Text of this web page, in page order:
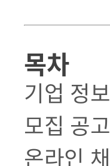
목차
기업 정보
모집 공
온라인